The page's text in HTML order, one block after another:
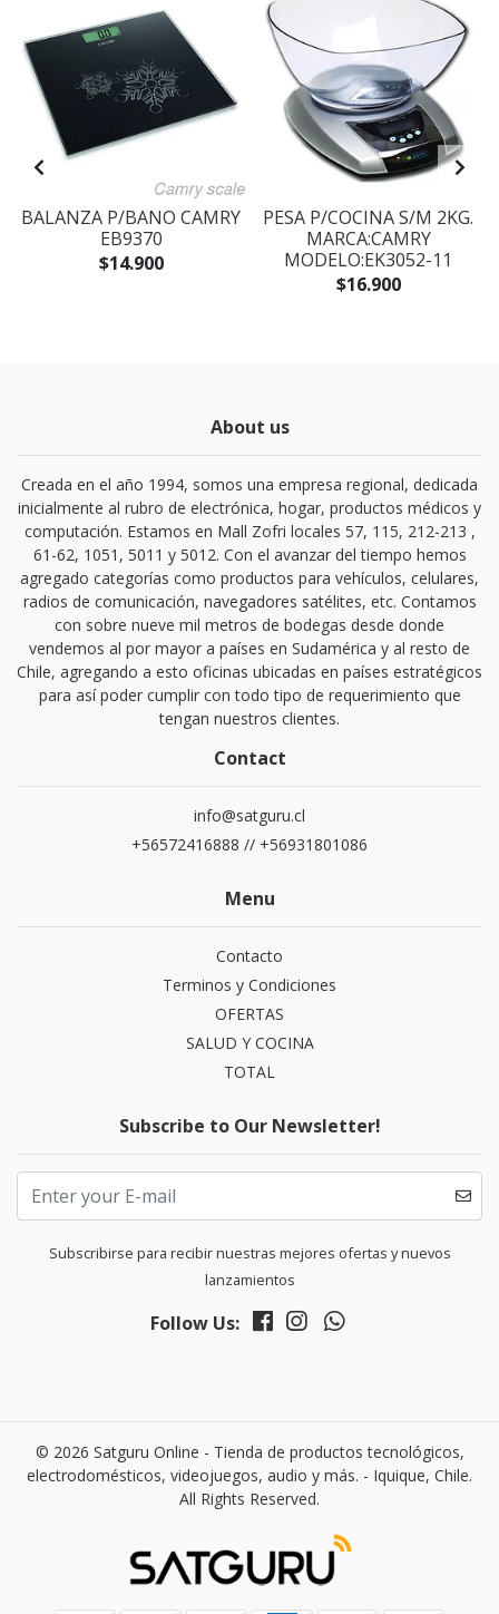
BALANZA P/BANO CAMRY
EB9370
$14.900
PESA P/COCINA S/M 2KG.
MARCA:CAMRY
MODELO:EK3052-11
$16.900
About us
Creada en el año 1994, somos una empresa regional, dedicada
inicialmente al rubro de electrónica, hogar, productos médicos y
computación. Estamos en Mall Zofri locales 57, 115, 212-213 ,
61-62, 1051, 5011 y 5012. Con el avanzar del tiempo hemos
agregado categorías como productos para vehículos, celulares,
radios de comunicación, navegadores satélites, etc. Contamos
con sobre nueve mil metros de bodegas desde donde
vendemos al por mayor a países en Sudamérica y al resto de
Chile, agregando a esto oficinas ubicadas en países estratégicos
para así poder cumplir con todo tipo de requerimiento que
tengan nuestros clientes.
Contact
info@satguru.cl
+56572416888 // +56931801086
Menu
Contacto
Terminos y Condiciones
OFERTAS
SALUD Y COCINA
TOTAL
Subscribe to Our Newsletter!
Subscribirse para recibir nuestras mejores ofertas y nuevos
lanzamientos
Follow Us:
© 2026 Satguru Online - Tienda de productos tecnológicos,
electrodomésticos, videojuegos, audio y más. - Iquique, Chile.
All Rights Reserved.